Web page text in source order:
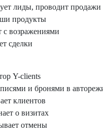
лиды, проводит
продукты
с возражениями
сделки
Y-clients
и бронями в
клиентов
о визитах
отмены